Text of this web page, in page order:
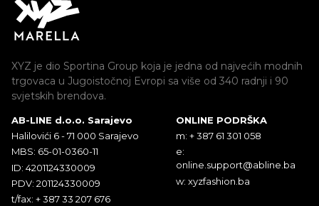
XYZ je dio Sportina Group koja je jedna od najvećih modnih
trgovaca u Jugoistočnoj Evropi sa više od 340 radnji i 90
svjetskih brendova.
AB-LINE d.o.o. Sarajevo
Halilovići 6 - 71 000 Sarajevo
MBS: 65-01-0360-11
ID: 4201124330009
PDV: 201124330009
t/fax: + 387 33 207 676
ONLINE PODRŠKA
m: + 387 61 301 058
e:
online.support@abline.ba
w: xyzfashion.ba